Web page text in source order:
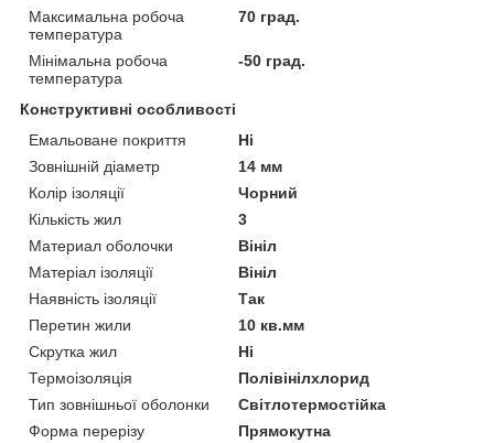
Максимальна робоча
температура
70 град.
Мінімальна робоча
температура
-50 град.
Конструктивні особливості
Емальоване покриття
Ні
Зовнішній діаметр
14 мм
Колір ізоляції
Чорний
Кількість жил
3
Материал оболочки
Вініл
Матеріал ізоляції
Вініл
Наявність ізоляції
Так
Перетин жили
10 кв.мм
Скрутка жил
Ні
Термоізоляція
Полівінілхлорид
Тип зовнішньої оболонки
Світлотермостійка
Форма перерізу
Прямокутна